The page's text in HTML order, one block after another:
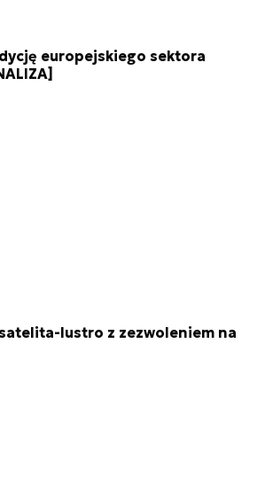
europejskiego sektora
lustro z zezwoleniem na